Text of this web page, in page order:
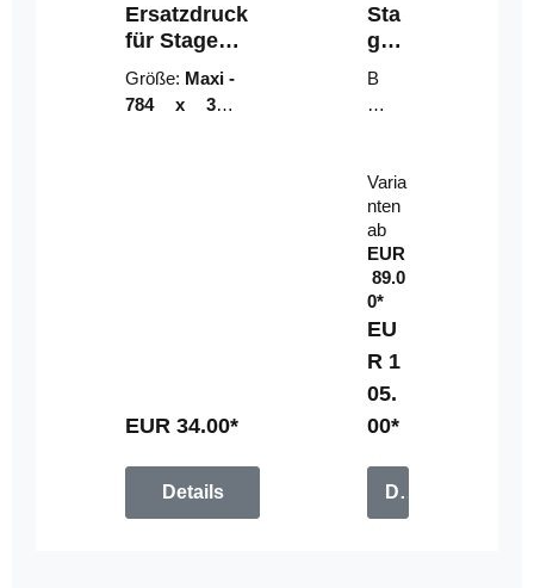
Ersatzdruck
für Stage
Riser
Größe: Maxi -
784 x 314
EUR 34.00*
Details
Sta
geri
ser-
LE
D-
el
B
un
mi
t
Fe
rn
be
di
en
u
n
g
Varia
nten
ab
EUR
89.0
0*
EU
R 1
05.
00*
Details